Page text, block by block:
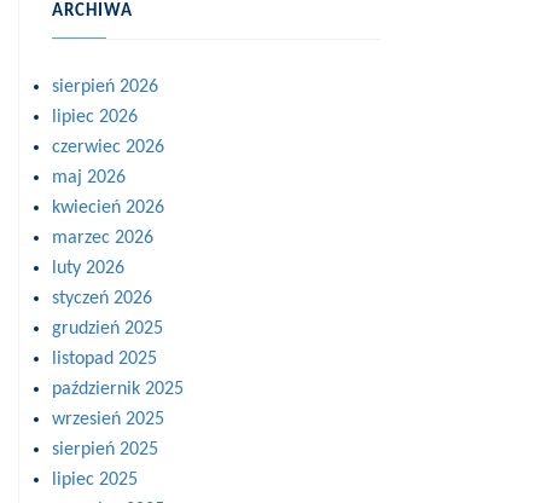
ARCHIWA
sierpień 2026
lipiec 2026
czerwiec 2026
maj 2026
kwiecień 2026
marzec 2026
luty 2026
styczeń 2026
grudzień 2025
listopad 2025
październik 2025
wrzesień 2025
sierpień 2025
lipiec 2025